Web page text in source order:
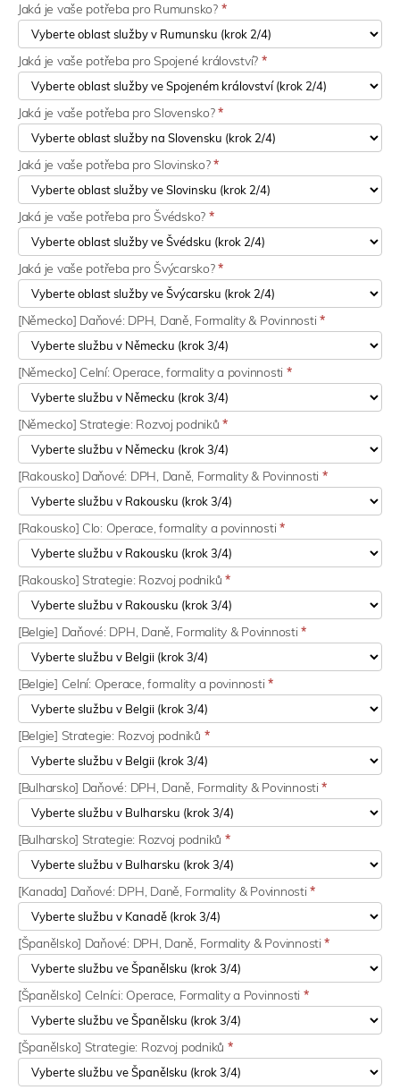
Jaká je vaše potřeba pro Rumunsko? *
Jaká je vaše potřeba pro Spojené království? *
Jaká je vaše potřeba pro Slovensko?*
Jaká je vaše potřeba pro Slovinsko?*
Jaká je vaše potřeba pro Švédsko? *
Jaká je vaše potřeba pro Švýcarsko?*
[Německo] Daňové: DPH, Daně, Formality & Povinnosti*
[Německo] Celní: Operace, formality a povinnosti *
[Německo] Strategie: Rozvoj podniků*
[Rakousko] Daňové: DPH, Daně, Formality & Povinnosti *
[Rakousko] Clo: Operace, formality a povinnosti*
[Rakousko] Strategie: Rozvoj podniků *
[Belgie] Daňové: DPH, Daně, Formality & Povinnosti*
[Belgie] Celní: Operace, formality a povinnosti*
[Belgie] Strategie: Rozvoj podniků *
[Bulharsko] Daňové: DPH, Daně, Formality & Povinnosti*
[Bulharsko] Strategie: Rozvoj podniků *
[Kanada] Daňové: DPH, Daně, Formality & Povinnosti*
[Španělsko] Daňové: DPH, Daně, Formality & Povinnosti*
[Španělsko] Celníci: Operace, Formality a Povinnosti *
[Španělsko] Strategie: Rozvoj podniků *